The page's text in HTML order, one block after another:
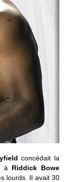
concédait la
à Riddick Bowe
lourds. Il avait 30